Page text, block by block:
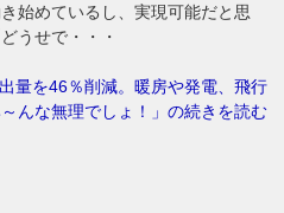
始めているし、実現可能だと思
うせで・・・
量を46％削減。暖房や発電、飛行
んな無理でしょ！」の続きを読む